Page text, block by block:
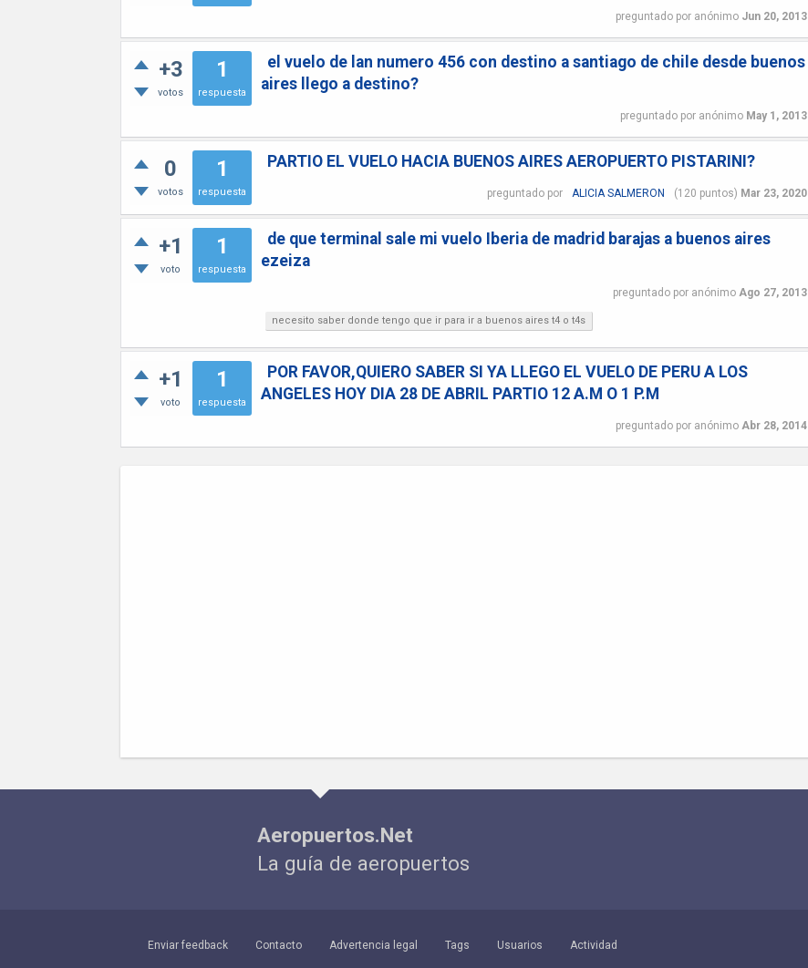
preguntado por anónimo Jun 20, 2013
+3
votos
1
respuesta
el vuelo de lan numero 456 con destino a santiago de chile desde buenos
aires llego a destino?
preguntado por anónimo May 1, 2013
0
votos
1
respuesta
PARTIO EL VUELO HACIA BUENOS AIRES AEROPUERTO PISTARINI?
preguntado por ALICIA SALMERON (120 puntos) Mar 23, 2020
+1
voto
1
respuesta
de que terminal sale mi vuelo Iberia de madrid barajas a buenos aires
ezeiza
preguntado por anónimo Ago 27, 2013
necesito saber donde tengo que ir para ir a buenos aires t4 o t4s
+1
voto
1
respuesta
POR FAVOR,QUIERO SABER SI YA LLEGO EL VUELO DE PERU A LOS
ANGELES HOY DIA 28 DE ABRIL PARTIO 12 A.M O 1 P.M
preguntado por anónimo Abr 28, 2014
Aeropuertos.Net
La guía de aeropuertos
Enviar feedback Contacto Advertencia legal Tags Usuarios Actividad